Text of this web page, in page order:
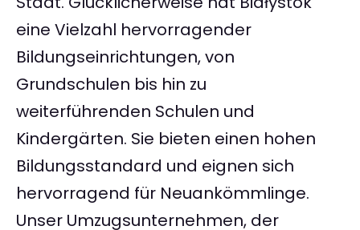
eine Vielzahl hervorragender
Bildungseinrichtungen, von
Grundschulen bis hin zu
weiterführenden Schulen und
Kindergärten. Sie bieten einen hohen
Bildungsstandard und eignen sich
hervorragend für Neuankömmlinge.
Unser Umzugsunternehmen, der